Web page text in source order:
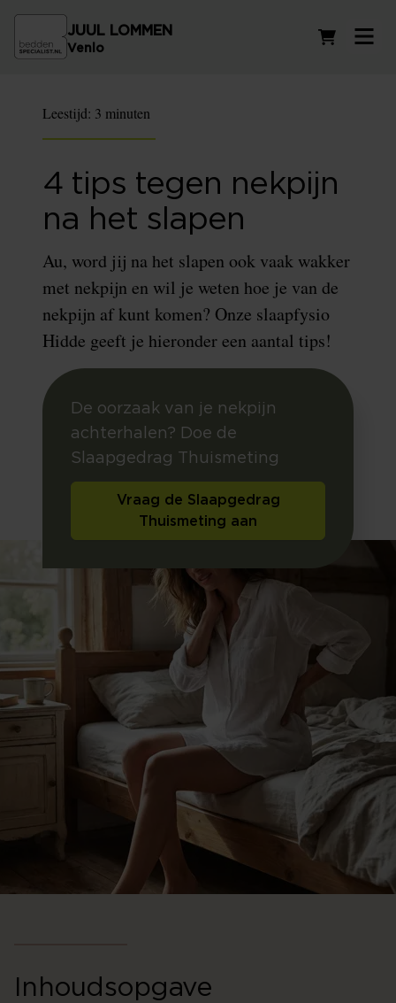
JUUL LOMMEN
Venlo
Leestijd: 3 minuten
4 tips tegen nekpijn
na het slapen
Au, word jij na het slapen ook vaak wakker
met nekpijn en wil je weten hoe je van de
nekpijn af kunt komen? Onze slaapfysio
Hidde geeft je hieronder een aantal tips!
De oorzaak van je nekpijn
achterhalen? Doe de
Slaapgedrag Thuismeting
Vraag de Slaapgedrag
Thuismeting aan
Inhoudsopgave